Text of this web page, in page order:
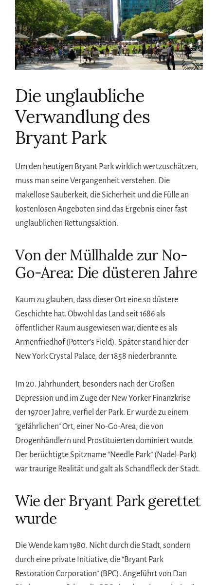
Die unglaubliche
Verwandlung des
Bryant Park
Um den heutigen Bryant Park wirklich wertzuschätzen,
muss man seine Vergangenheit verstehen. Die
makellose Sauberkeit, die Sicherheit und die Fülle an
kostenlosen Angeboten sind das Ergebnis einer fast
unglaublichen Rettungsaktion.
Von der Müllhalde zur No-
Go-Area: Die düsteren Jahre
Kaum zu glauben, dass dieser Ort eine so düstere
Geschichte hat. Obwohl das Land seit 1686 als
öffentlicher Raum ausgewiesen war, diente es als
Armenfriedhof (Potter’s Field). Später stand hier der
New York Crystal Palace, der 1858 niederbrannte.
Im 20. Jahrhundert, besonders nach der Großen
Depression und im Zuge der New Yorker Finanzkrise
der 1970er Jahre, verfiel der Park. Er wurde zu einem
“gefährlichen” Ort, einer No-Go-Area, die von
Drogenhändlern und Prostituierten dominiert wurde.
Der berüchtigte Spitzname “Needle Park” (Nadel-Park)
war traurige Realität und galt als Schandfleck der Stadt.
Wie der Bryant Park gerettet
wurde
Die Wende kam 1980. Nicht durch die Stadt, sondern
durch eine private Initiative, die “Bryant Park
Restoration Corporation” (BPC). Angeführt von Dan